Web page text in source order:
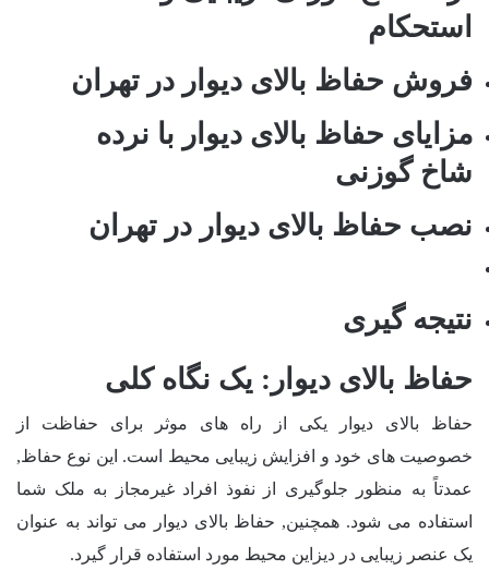
استحکام
فروش حفاظ بالای دیوار در تهران
مزایای حفاظ بالای دیوار با نرده
شاخ گوزنی
نصب حفاظ بالای دیوار در تهران
نتیجه گیری
حفاظ بالای دیوار: یک نگاه کلی
حفاظ بالای دیوار یکی از راه های موثر برای حفاظت از
خصوصیت های خود و افزایش زیبایی محیط است. این نوع حفاظ,
عمدتاً به منظور جلوگیری از نفوذ افراد غیرمجاز به ملک شما
استفاده می شود. همچنین, حفاظ بالای دیوار می تواند به عنوان
یک عنصر زیبایی در دیزاین محیط مورد استفاده قرار گیرد.